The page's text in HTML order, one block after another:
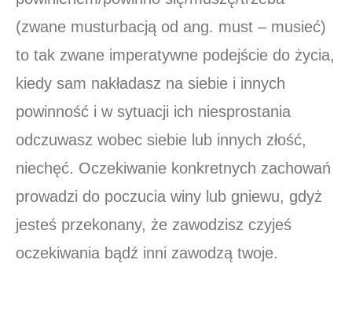
(zwane musturbacją od ang. must – musieć)
to tak zwane imperatywne podejście do życia,
kiedy sam nakładasz na siebie i innych
powinność i w sytuacji ich niesprostania
odczuwasz wobec siebie lub innych złość,
niechęć. Oczekiwanie konkretnych zachowań
prowadzi do poczucia winy lub gniewu, gdyż
jesteś przekonany, że zawodzisz czyjeś
oczekiwania bądź inni zawodzą twoje.